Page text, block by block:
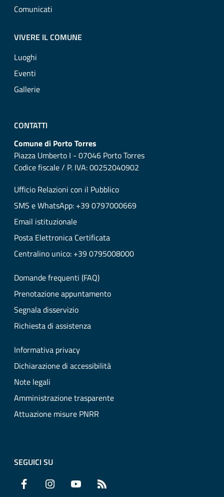
Comunicati
VIVERE IL COMUNE
Luoghi
Eventi
Gallerie
CONTATTI
Comune di Porto Torres
Piazza Umberto I - 07046 Porto Torres
Codice fiscale / P. IVA: 00252040902
Ufficio Relazioni con il Pubblico
SMS e WhatsApp: +39 0797000669
Email istituzionale
Posta Elettronica Certificata
Centralino unico: +39 0795008000
Domande frequenti (FAQ)
Prenotazione appuntamento
Segnala disservizio
Richiesta di assistenza
Informativa privacy
Dichiarazione di accessibilità
Note legali
Amministrazione trasparente
Attuazione misure PNRR
SEGUICI SU
Facebook Instagram YouTube